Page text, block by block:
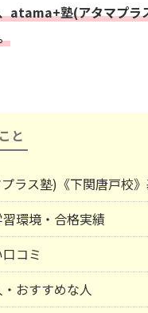
atama+塾(アタマプラ
と
ラス塾)《下関唐戸校
環境・合格実績
コミ
おすすめな人